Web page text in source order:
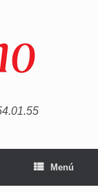
Menú